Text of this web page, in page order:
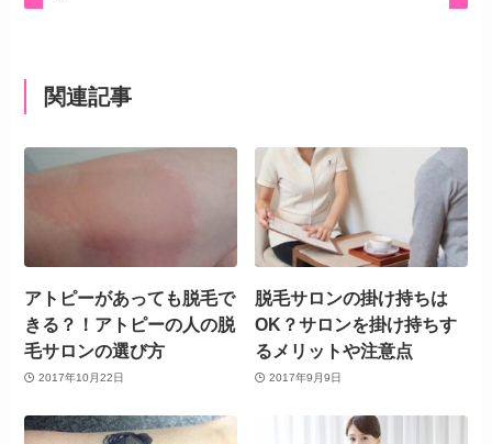
関連記事
アトピーがあっても脱毛で
きる？！アトピーの人の脱
毛サロンの選び方
2017年10月22日
脱毛サロンの掛け持ちは
OK？サロンを掛け持ちす
るメリットや注意点
2017年9月9日